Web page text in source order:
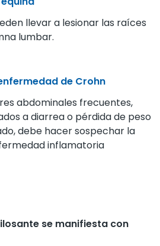
llevar a lesionar las raíces
lumbar.
de Crohn
abdominales frecuentes,
a diarrea o pérdida de peso
debe hacer sospechar la
inflamatoria
se manifiesta con